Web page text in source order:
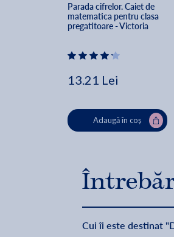
Parada cifrelor. Caiet de
matematica pentru clasa
pregatitoare - Victoria
13.21 Lei
Adaugă în coș
Cui îi este destinat